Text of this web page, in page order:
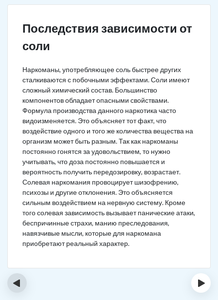
Последствия зависимости от
соли
Наркоманы, употребляющее соль быстрее других
сталкиваются с побочными эффектами. Соли имеют
сложный химический состав. Большинство
компонентов обладает опасными свойствами.
Формула производства данного наркотика часто
видоизменяется. Это объясняет тот факт, что
воздействие одного и того же количества вещества на
организм может быть разным. Так как наркоманы
постоянно гонятся за удовольствием, то нужно
учитывать, что доза постоянно повышается и
вероятность получить передозировку, возрастает.
Солевая наркомания провоцирует шизофрению,
психозы и другие отклонения. Это объясняется
сильным воздействием на нервную систему. Кроме
того солевая зависимость вызывает панические атаки,
беспричинные страхи, манию преследования,
навязчивые мысли, которые для наркомана
приобретают реальный характер.
‹ ›